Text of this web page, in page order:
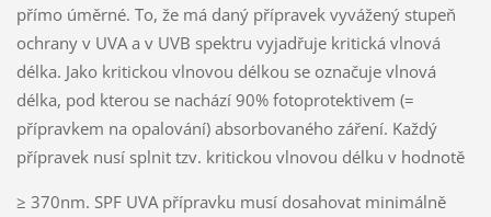
přímo úměrné. To, že má daný přípravek vyvážený stupeň
ochrany v UVA a v UVB spektru vyjadřuje kritická vlnová
délka. Jako kritickou vlnovou délkou se označuje vlnová
délka, pod kterou se nachází 90% fotoprotektivem (=
přípravkem na opalování) absorbovaného záření. Každý
přípravek nusí splnit tzv. kritickou vlnovou délku v hodnotě
≥ 370nm. SPF UVA přípravku musí dosahovat minimálně